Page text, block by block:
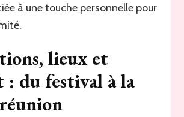
à une touche personnelle pour
lieux et
: du festival à la